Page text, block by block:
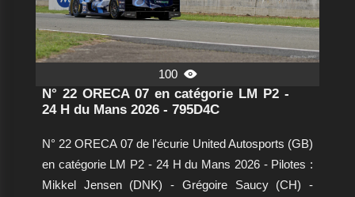
100 
N° 22 ORECA 07 en catégorie LM P2 -
24 H du Mans 2026 - 795D4C
N° 22 ORECA 07 de l'écurie United Autosports (GB)
en catégorie LM P2 - 24 H du Mans 2026 - Pilotes :
Mikkel Jensen (DNK) - Grégoire Saucy (CH) -